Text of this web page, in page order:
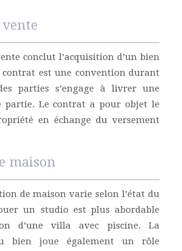
conclut l’acquisition d’un bien
est une convention durant
parties s’engage à livrer une
partie. Le contrat a pour objet le
en échange du versement
maison
de maison varie selon l’état du
un studio est plus abordable
d’une villa avec piscine. La
bien joue également un rôle